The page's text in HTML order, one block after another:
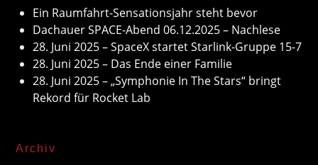
Ein Raumfahrt-Sensationsjahr steht bevor
Dachauer SPACE-Abend 06.12.2025 – Nachlese
28. Juni 2025 – SpaceX startet Starlink-Gruppe 15-7
28. Juni 2025 – Das Ende einer Familie
28. Juni 2025 – „Symphonie In The Stars“ bringt
Rekord für Rocket Lab
Archiv